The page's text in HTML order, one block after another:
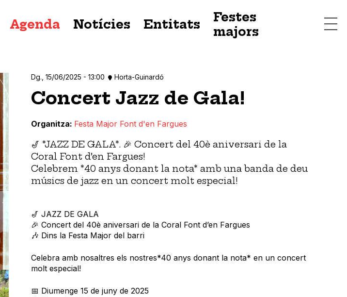
principal
Agenda Notícies Entitats
Festes
majors
Dg., 15/06/2025 - 13:00 Horta-Guinardó
Concert Jazz de Gala!
Organitza Festa Major Font d'en Fargues
🎷 *JAZZ DE GALA*. 🎉 Concert del 40è aniversari de la
Coral Font d’en Fargues!
Celebrem *40 anys donant la nota* amb una banda de deu
músics de jazz en un concert molt especial!
🎷 JAZZ DE GALA
🎉 Concert del 40è aniversari de la Coral Font d’en Fargues
🎶 Dins la Festa Major del barri
Celebra amb nosaltres els nostres*40 anys donant la nota* en un concert
molt especial!
📅 Diumenge 15 de juny de 2025